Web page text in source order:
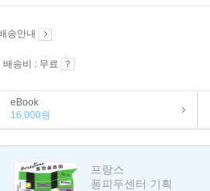
송안내
배송비 : 무료
eBook
16,000원
프랑스
퐁피두센터 기획